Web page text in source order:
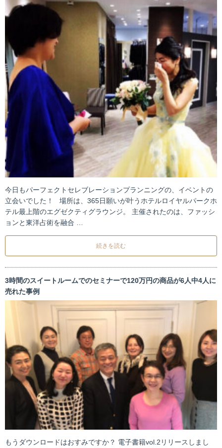
今日もパーフェクトセレブレーションプランニングの、イベントの
立会いでした！ 場所は、365日願いが叶うホテルロイヤルパークホ
テル最上階のエグゼクティグラウンジ。 主催されたのは、ファッシ
ョンと東洋占術を融合 …
続きを読む
3時間のスイートルームでのセミナーで120万円の商品が6人中4人に
売れた事例
もうダウンロードはおすみですか？ 電子書籍vol.2リリースしまし